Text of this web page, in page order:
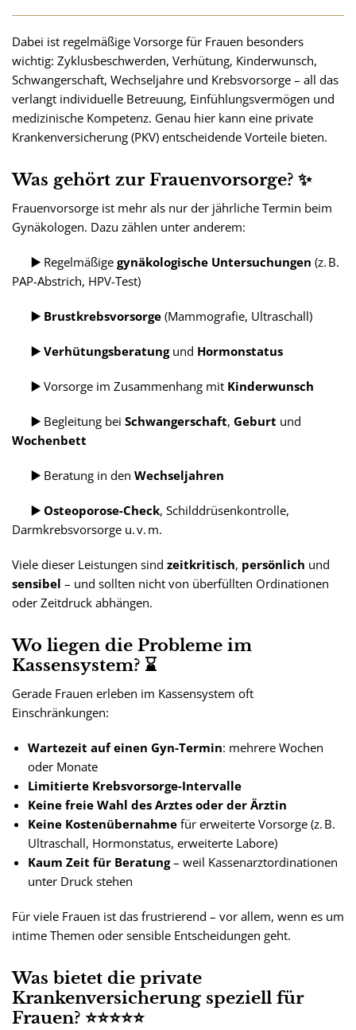
Dabei ist regelmäßige Vorsorge für Frauen besonders
wichtig: Zyklusbeschwerden, Verhütung, Kinderwunsch,
Schwangerschaft, Wechseljahre und Krebsvorsorge – all das
verlangt individuelle Betreuung, Einfühlungsvermögen und
medizinische Kompetenz. Genau hier kann eine private
Krankenversicherung (PKV) entscheidende Vorteile bieten.
Was gehört zur Frauenvorsorge? ✨
Frauenvorsorge ist mehr als nur der jährliche Termin beim
Gynäkologen. Dazu zählen unter anderem:
▶️ Regelmäßige gynäkologische Untersuchungen (z. B.
PAP-Abstrich, HPV-Test)
▶️ Brustkrebsvorsorge (Mammografie, Ultraschall)
▶️ Verhütungsberatungund Hormonstatus
▶️ Vorsorge im Zusammenhang mit Kinderwunsch
▶️ Begleitung bei Schwangerschaft, Geburt und
Wochenbett
▶️ Beratung in den Wechseljahren
▶️ Osteoporose-Check, Schilddrüsenkontrolle,
Darmkrebsvorsorge u. v. m.
Viele dieser Leistungen sind zeitkritisch, persönlich und
sensibel – und sollten nicht von überfüllten Ordinationen
oder Zeitdruck abhängen.
Wo liegen die Probleme im
Kassensystem? ⌛
Gerade Frauen erleben im Kassensystem oft
Einschränkungen:
Wartezeit auf einen Gyn-Termin: mehrere Wochen
oder Monate
Limitierte Krebsvorsorge-Intervalle
Keine freie Wahl des Arztes oder der Ärztin
Keine Kostenübernahme für erweiterte Vorsorge (z. B.
Ultraschall, Hormonstatus, erweiterte Labore)
Kaum Zeit für Beratung– weil Kassenarztordinationen
unter Druck stehen
Für viele Frauen ist das frustrierend – vor allem, wenn es um
intime Themen oder sensible Entscheidungen geht.
Was bietet die private
Krankenversicherung speziell für
Frauen? ⭐⭐⭐⭐⭐